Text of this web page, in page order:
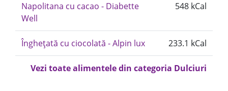
Napolitana cu cacao - Diabette
Well
548 kCal
Înghețată cu ciocolată - Alpin lux 233.1 kCal
Vezi toate alimentele din categoria Dulciuri